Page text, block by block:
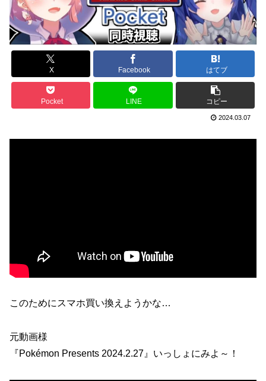
X Facebook はてブ
Pocket LINE コピー
2024.03.07
このためにスマホ買い換えようかな…
元動画様
『Pokémon Presents 2024.2.27』いっしょにみよ～！